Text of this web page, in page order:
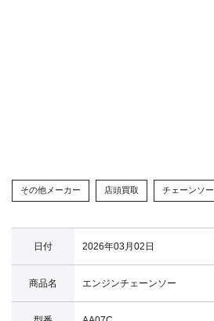
その他メーカー 店頭買取 チェーンソー
日付 2026年03月02日
商品名 エンジンチェーンソー